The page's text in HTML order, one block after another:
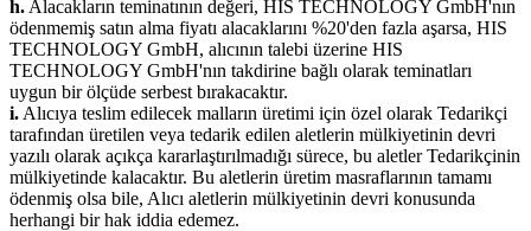
h. Alacakların teminatının değeri, HIS TECHNOLOGY GmbH'nın
ödenmemiş satın alma fiyatı alacaklarını %20'den fazla aşarsa, HIS
TECHNOLOGY GmbH, alıcının talebi üzerine HIS
TECHNOLOGY GmbH'nın takdirine bağlı olarak teminatları
uygun bir ölçüde serbest bırakacaktır.
i. Alıcıya teslim edilecek malların üretimi için özel olarak Tedarikçi
tarafından üretilen veya tedarik edilen aletlerin mülkiyetinin devri
yazılı olarak açıkça kararlaştırılmadığı sürece, bu aletler Tedarikçinin
mülkiyetinde kalacaktır. Bu aletlerin üretim masraflarının tamamı
ödenmiş olsa bile, Alıcı aletlerin mülkiyetinin devri konusunda
herhangi bir hak iddia edemez.